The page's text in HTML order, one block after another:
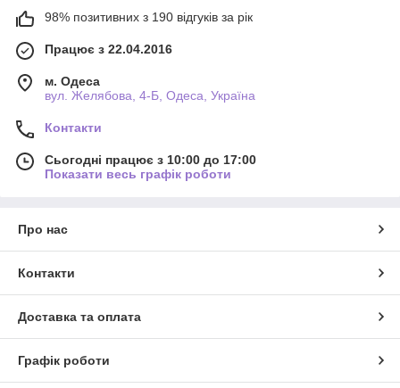
98% позитивних з 190 відгуків за рік
Працює з 22.04.2016
м. Одеса
вул. Желябова, 4-Б, Одеса, Україна
Контакти
Сьогодні працює з 10:00 до 17:00
Показати весь графік роботи
Про нас
Контакти
Доставка та оплата
Графік роботи